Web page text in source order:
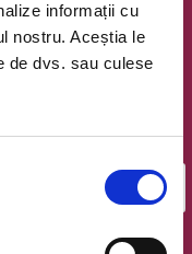
informații cu
nostru. Aceștia le
de dvs. sau culese
cu cele mai noi